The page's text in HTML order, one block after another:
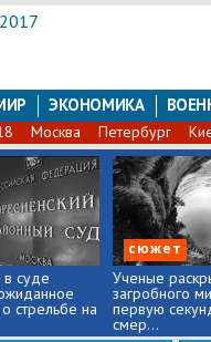
ЭКОНОМИКА
Москва Петербург
в суде
стрельбе на
сюжет
Ученые
загробного
первую
смер...